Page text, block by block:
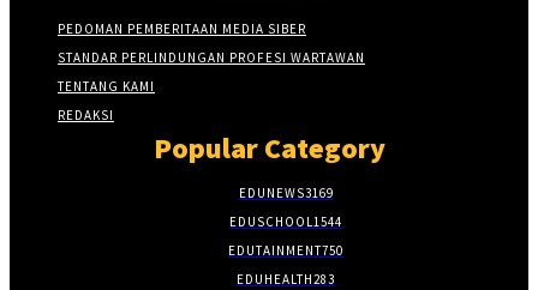
PEDOMAN PEMBERITAAN MEDIA SIBER
STANDAR PERLINDUNGAN PROFESI WARTAWAN
TENTANG KAMI
REDAKSI
Popular Category
EDUNEWS3169
EDUSCHOOL1544
EDUTAINMENT750
EDUHEALTH283